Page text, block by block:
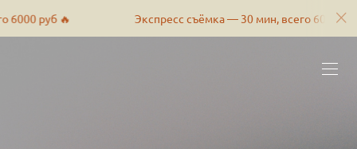
руб 🔥 Экспресс съёмка — 30 мин, всего 6000 руб 🔥